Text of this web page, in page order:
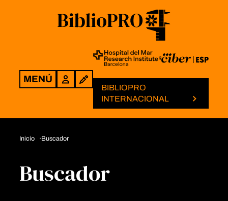
MENÚ Login
BIBLIOPRO
INTERNACIONAL
Inicio Buscador
Buscador